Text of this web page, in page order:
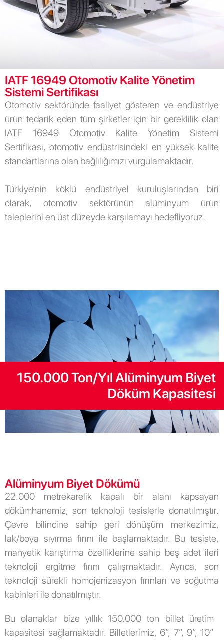
IATF 16949 Otomotiv Kalite Yönetim
Sistemi Sertifikası
Otomotiv sektöründe faaliyet gösteren ve endüstriye
ürün tedarik eden tüm şirketler için bir gereklilik olan
IATF 16949 Otomotiv Kalite Yönetim Sistemi
Sertifikası, otomotiv endüstrisindeki en yüksek kalite
standartlarına olan bağlılığımızı vurgulamaktadır.
Türkiye’nin köklü endüstriyel kuruluşlarından biri
olarak, otomotiv sektörünün alüminyum ürün
taleplerini en üst düzeyde karşılamayı hedefliyoruz.
150.000 Ton/Yıl Alüminyum Biyet
Döküm Kapasitesi
Alüminyum Biyet Dökümü
22.000 metrekarelik kapalı bir alanı kapsayan
dökümhanemiz, son teknoloji tesislerle donatılmıştır.
Çevre bilincine sahip geri dönüşüm merkezimiz,
lak/boya sıyırma fırını ile başlamaktadır. Bu tesiste,
manyetik karıştırma özelliklerine sahip beş adet ileri
teknoloji ergitme fırını çalışmaktadır. Ayrıca, son
teknoloji sürekli homojenizasyon fırınları ve soğutma
kabinleri ile donatılmıştır.
Bu olanaklar bize yıllık 150.000 ton billet üretim
kapasitesi sağlamaktadır. Billetlerimiz, 6”, 7”, 9”, 10”